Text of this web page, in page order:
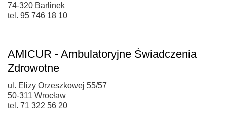
74-320 Barlinek
tel. 95 746 18 10
AMICUR - Ambulatoryjne Świadczenia
Zdrowotne
ul. Elizy Orzeszkowej 55/57
50-311 Wrocław
tel. 71 322 56 20